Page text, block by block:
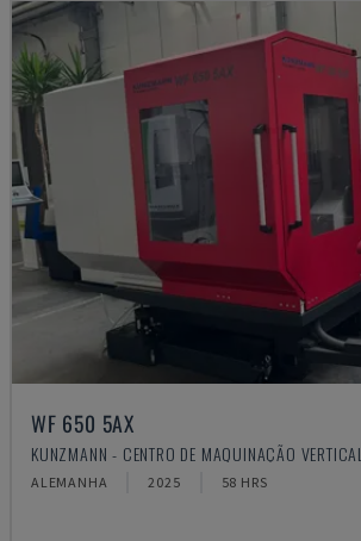
WF 650 5AX
KUNZMANN - CENTRO DE MAQUINAÇÃO VERTICAL
ALEMANHA 2025 58 HRS